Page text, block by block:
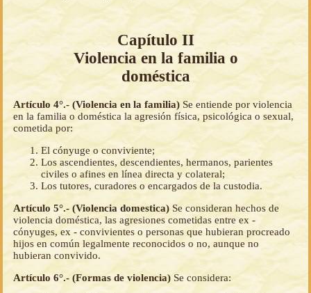
Capítulo II
Violencia en la familia o
doméstica
Artículo 4°.- (Violencia en la familia) Se entiende por violencia
en la familia o doméstica la agresión física, psicológica o sexual,
cometida por:
El cónyuge o conviviente;
Los ascendientes, descendientes, hermanos, parientes
civiles o afines en línea directa y colateral;
Los tutores, curadores o encargados de la custodia.
Artículo 5°.- (Violencia domestica) Se consideran hechos de
violencia doméstica, las agresiones cometidas entre ex -
cónyuges, ex - convivientes o personas que hubieran procreado
hijos en común legalmente reconocidos o no, aunque no
hubieran convivido.
Artículo 6°.- (Formas de violencia) Se considera: